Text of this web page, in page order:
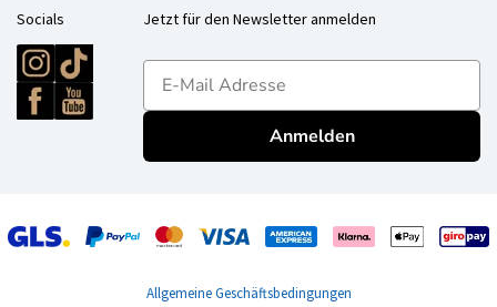
Socials Jetzt für den Newsletter anmelden
E-mailadres
Anmelden
Allgemeine Geschäftsbedingungen